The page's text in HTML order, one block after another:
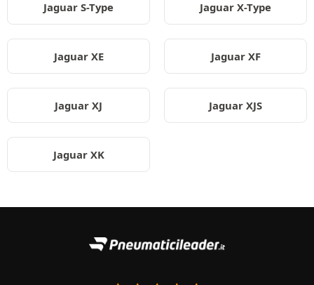
Jaguar S-Type Jaguar X-Type
Jaguar XE Jaguar XF
Jaguar XJ Jaguar XJS
Jaguar XK